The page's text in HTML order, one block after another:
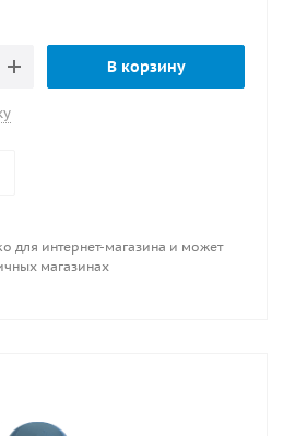
В корзину
для интернет-магазина и может
магазинах